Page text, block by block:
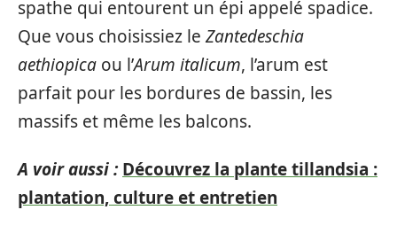
spathe qui entourent un épi appelé spadice.
Que vous choisissiez le Zantedeschia
aethiopica ou l’Arum italicum, l’arum est
parfait pour les bordures de bassin, les
massifs et même les balcons.
A voir aussi : Découvrez la plante tillandsia :
plantation, culture et entretien